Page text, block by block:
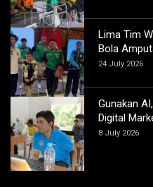
Lima Tim
Bola
24 July 2026
Gunakan
Digital
8 July 2026